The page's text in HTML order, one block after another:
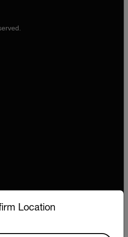
Location
and language from the